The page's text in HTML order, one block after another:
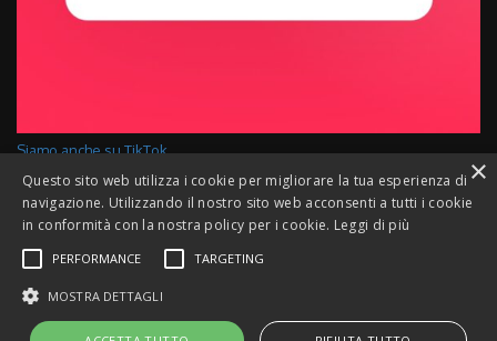
Siamo anche su TikTok
PRIVACY POLICY
COPYRIGHTS © 2013 - 2024 DOGS ON THE ROAD®. ALL RIGHTS
×
Questo sito web utilizza i cookie per migliorare la tua esperienza di
navigazione. Utilizzando il nostro sito web acconsenti a tutti i cookie
in conformità con la nostra policy per i cookie. Leggi di più
PERFORMANCE TARGETING
MOSTRA DETTAGLI